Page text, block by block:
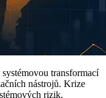
transformací
nástrojů. Krize
rizik,